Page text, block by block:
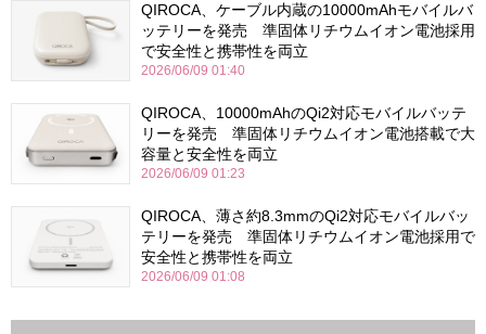
QIROCA、ケーブル内蔵の10000mAhモバイルバ
ッテリーを発売 準固体リチウムイオン電池採用
で安全性と携帯性を両立
2026/06/09 01:40
QIROCA、10000mAhのQi2対応モバイルバッテ
リーを発売 準固体リチウムイオン電池搭載で大
容量と安全性を両立
2026/06/09 01:23
QIROCA、薄さ約8.3mmのQi2対応モバイルバッ
テリーを発売 準固体リチウムイオン電池採用で
安全性と携帯性を両立
2026/06/09 01:08